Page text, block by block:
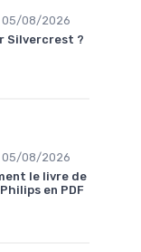
05/08/2026
Silvercrest ?
05/08/2026
le livre de
en PDF